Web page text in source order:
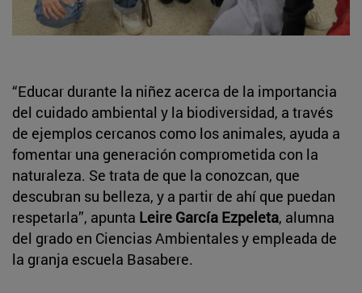
“Educar durante la niñez acerca de la importancia
del cuidado ambiental y la biodiversidad, a través
de ejemplos cercanos como los animales, ayuda a
fomentar una generación comprometida con la
naturaleza. Se trata de que la conozcan, que
descubran su belleza, y a partir de ahí que puedan
respetarla”, apunta Leire García Ezpeleta, alumna
del grado en Ciencias Ambientales y empleada de
la granja escuela Basabere.